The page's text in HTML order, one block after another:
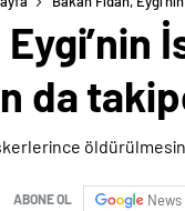
da
ABONE OL News